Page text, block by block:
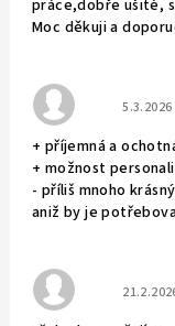
práce,dobře ušité,
Moc děkuji a
5.3.2026
+ příjemná a
+ možnost
- příliš mnoho
aniž by je